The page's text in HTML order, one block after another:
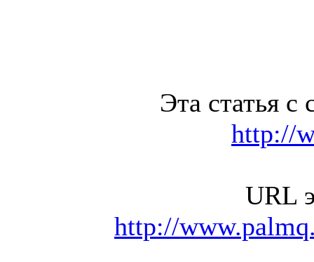
Эта статья с
http://
URL
http://